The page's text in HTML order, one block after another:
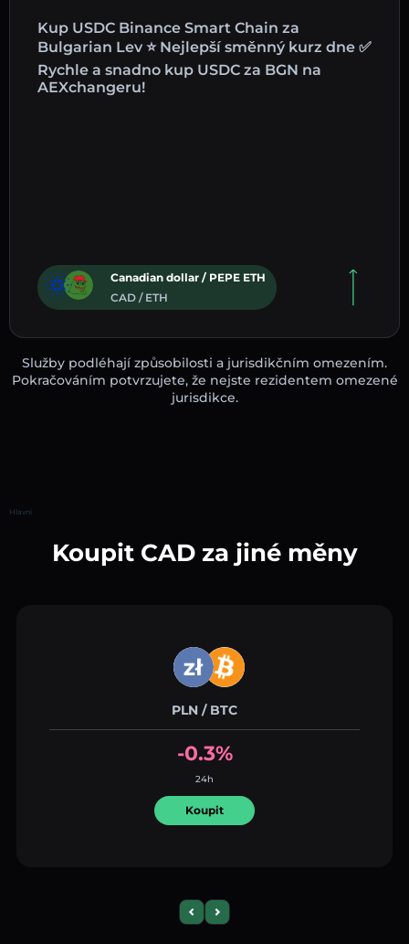
Kup USDC Binance Smart Chain za
Bulgarian Lev ⭐ Nejlepší směnný kurz dne ✅
Rychle a snadno kup USDC za BGN na
AEXchangeru!
Canadian dollar / PEPE ETH
CAD / ETH
Služby podléhají způsobilosti a jurisdikčním omezením.
Pokračováním potvrzujete, že nejste rezidentem omezené
jurisdikce.
Hlavní
Koupit CAD za jiné měny
PLN / BTC
-0.3%
24h
Koupit
Previous slide
Next slide